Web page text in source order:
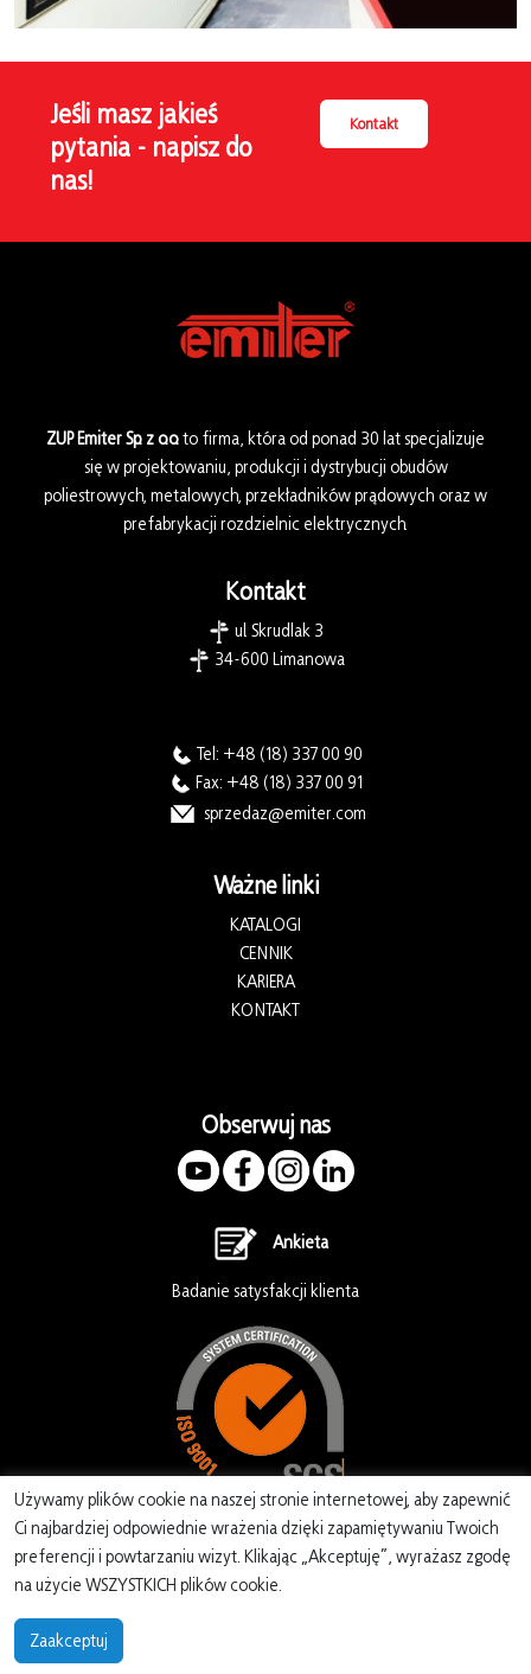
Jeśli masz jakieś
pytania - napisz do
nas!
Kontakt
ZUP Emiter Sp. z o.o.to firma, która od ponad 30 lat specjalizuje
się w projektowaniu, produkcji i dystrybucji obudów
poliestrowych, metalowych, przekładników prądowych oraz w
prefabrykacji rozdzielnic elektrycznych.
Kontakt
ul. Skrudlak 3
34-600 Limanowa
Tel: +48 (18) 337 00 90
Fax: +48 (18) 337 00 91
sprzedaz@emiter.com
Ważne linki
KATALOGI
CENNIK
KARIERA
KONTAKT
Obserwuj nas
Ankieta
Badanie satysfakcji klienta
Używamy plików cookie na naszej stronie internetowej, aby zapewnić
Ci najbardziej odpowiednie wrażenia dzięki zapamiętywaniu Twoich
preferencji i powtarzaniu wizyt. Klikając „Akceptuję”, wyrażasz zgodę
na użycie WSZYSTKICH plików cookie.
Zaakceptuj